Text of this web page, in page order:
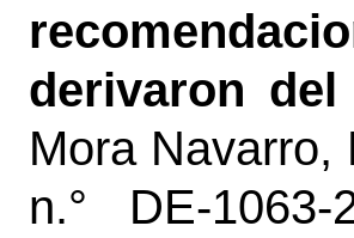
derivaron
Mora Navarro,
n.° DE-